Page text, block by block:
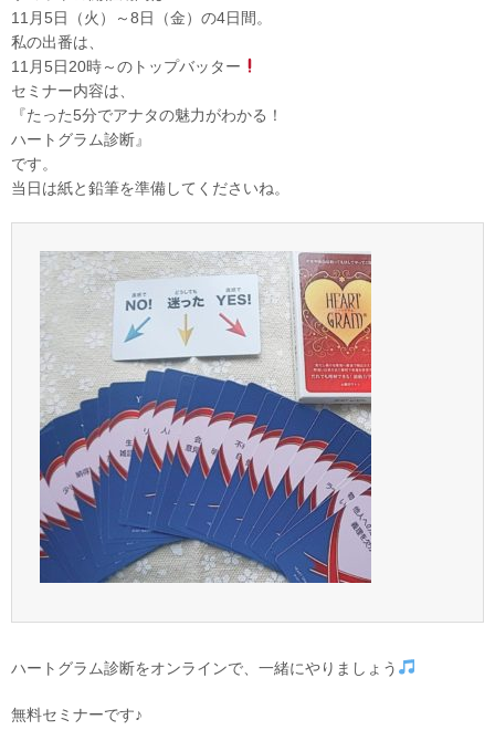
11月5日（火）～8日（金）の4日間。
私の出番は、
11月5日20時～のトップバッター
セミナー内容は、
『たった5分でアナタの魅力がわかる！
ハートグラム診断』
です。
当日は紙と鉛筆を準備してくださいね。
ハートグラム診断をオンラインで、一緒にやりましょう
無料セミナーです♪